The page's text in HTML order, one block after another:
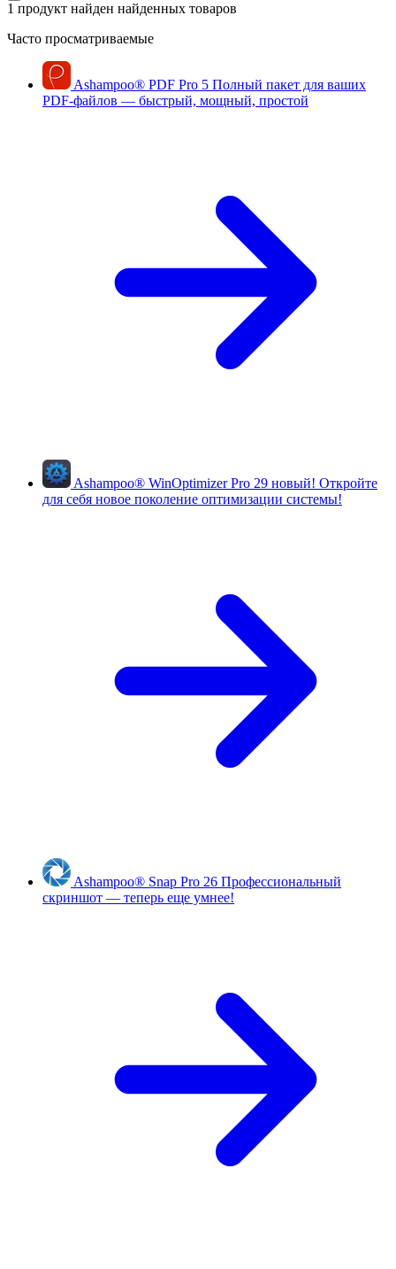
1 продукт найден найденных товаров
Часто просматриваемые
Ashampoo® PDF Pro 5 Полный пакет для ваших
PDF-файлов — быстрый, мощный, простой
Ashampoo® WinOptimizer Pro 29 новый! Откройте
для себя новое поколение оптимизации системы!
Ashampoo® Snap Pro 26 Профессиональный
скриншот — теперь еще умнее!